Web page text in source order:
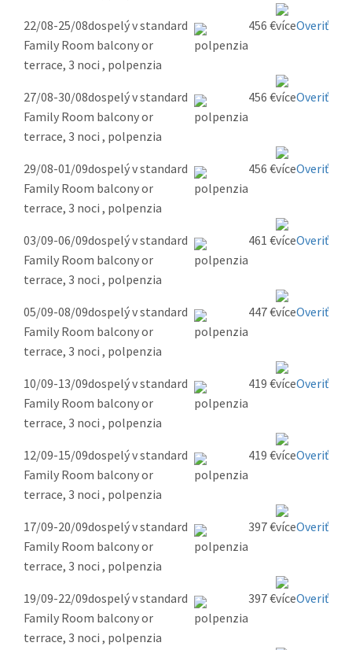
22/08-25/08dospelý v standard
Family Room balcony or
terrace, 3 noci , polpenzia
456 € Overiť
27/08-30/08dospelý v standard
Family Room balcony or
terrace, 3 noci , polpenzia
456 € Overiť
29/08-01/09dospelý v standard
Family Room balcony or
terrace, 3 noci , polpenzia
456 € Overiť
03/09-06/09dospelý v standard
Family Room balcony or
terrace, 3 noci , polpenzia
461 € Overiť
05/09-08/09dospelý v standard
Family Room balcony or
terrace, 3 noci , polpenzia
447 € Overiť
10/09-13/09dospelý v standard
Family Room balcony or
terrace, 3 noci , polpenzia
419 € Overiť
12/09-15/09dospelý v standard
Family Room balcony or
terrace, 3 noci , polpenzia
419 € Overiť
17/09-20/09dospelý v standard
Family Room balcony or
terrace, 3 noci , polpenzia
397 € Overiť
19/09-22/09dospelý v standard
Family Room balcony or
terrace, 3 noci , polpenzia
397 € Overiť